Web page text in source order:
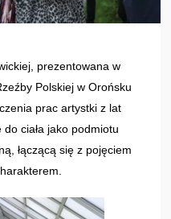
prezentowana w
Polskiej w Orońsku
prac artystki z lat
ciała jako podmiotu
łączącą się z pojęciem